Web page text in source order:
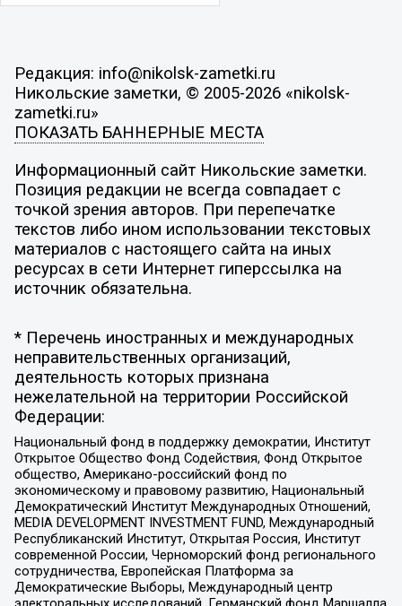
Редакция: info@nikolsk-zametki.ru
Никольские заметки, © 2005-2026 «nikolsk-
zametki.ru»
ПОКАЗАТЬ БАННЕРНЫЕ МЕСТА
Информационный сайт Никольские заметки.
Позиция редакции не всегда совпадает с
точкой зрения авторов. При перепечатке
текстов либо ином использовании текстовых
материалов с настоящего сайта на иных
ресурсах в сети Интернет гиперссылка на
источник обязательна.
* Перечень иностранных и международных
неправительственных организаций,
деятельность которых признана
нежелательной на территории Российской
Федерации:
Национальный фонд в поддержку демократии, Институт
Открытое Общество Фонд Содействия, Фонд Открытое
общество, Американо-российский фонд по
экономическому и правовому развитию, Национальный
Демократический Институт Международных Отношений,
MEDIA DEVELOPMENT INVESTMENT FUND, Международный
Республиканский Институт, Открытая Россия, Институт
современной России, Черноморский фонд регионального
сотрудничества, Европейская Платформа за
Демократические Выборы, Международный центр